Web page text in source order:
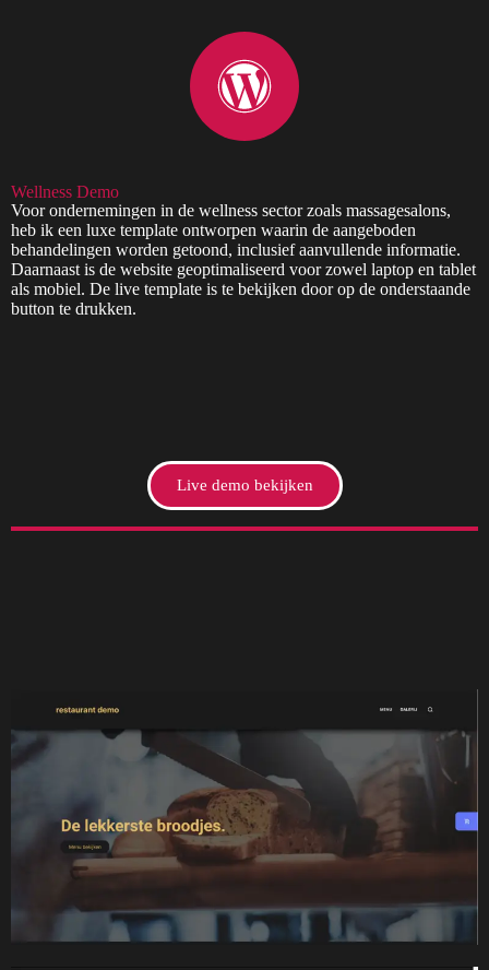
Wellness Demo
Voor ondernemingen in de wellness sector zoals massagesalons,
heb ik een luxe template ontworpen waarin de aangeboden
behandelingen worden getoond, inclusief aanvullende informatie.
Daarnaast is de website geoptimaliseerd voor zowel laptop en tablet
als mobiel. De live template is te bekijken door op de onderstaande
button te drukken.
Live demo bekijken